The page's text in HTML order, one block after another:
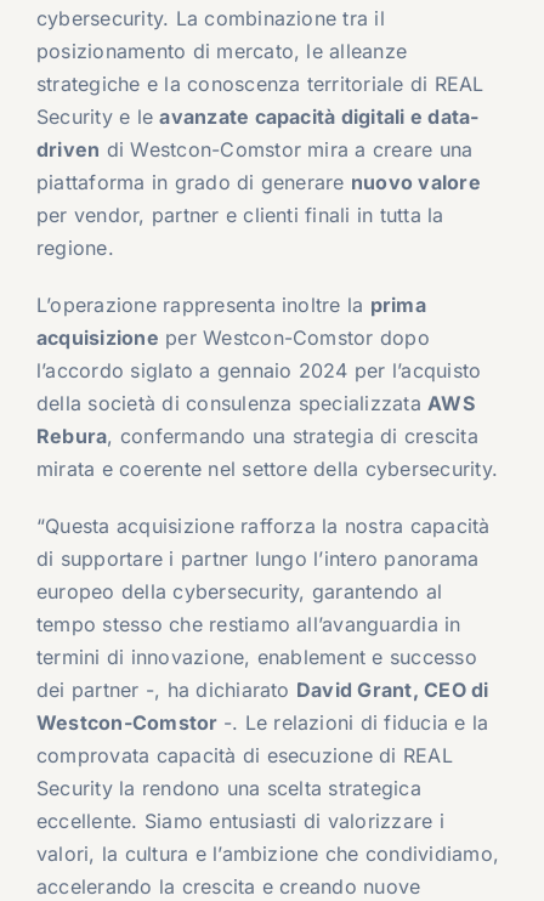
cybersecurity. La combinazione tra il
posizionamento di mercato, le alleanze
strategiche e la conoscenza territoriale di REAL
Security e leavanzate capacità digitali e data-
driven di Westcon-Comstor mira a creare una
piattaforma in grado di generare nuovo valore
per vendor, partner e clienti finali in tutta la
regione.
L’operazione rappresenta inoltre la prima
acquisizione per Westcon-Comstor dopo
l’accordo siglato a gennaio 2024 per l’acquisto
della società di consulenza specializzataAWS
Rebura, confermando una strategia di crescita
mirata e coerente nel settore della cybersecurity.
“Questa acquisizione rafforza la nostra capacità
di supportare i partner lungo l’intero panorama
europeo della cybersecurity, garantendo al
tempo stesso che restiamo all’avanguardia in
termini di innovazione, enablement e successo
dei partner -, ha dichiarato David Grant, CEO di
Westcon-Comstor -. Le relazioni di fiducia e la
comprovata capacità di esecuzione di REAL
Security la rendono una scelta strategica
eccellente. Siamo entusiasti di valorizzare i
valori, la cultura e l’ambizione che condividiamo,
accelerando la crescita e creando nuove